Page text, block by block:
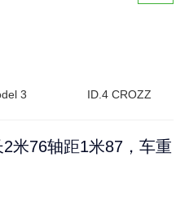
3 ID.4 CROZZ
米76轴距1米87，车重